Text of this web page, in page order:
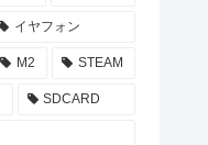
イヤフォン
M2 STEAM
SDCARD